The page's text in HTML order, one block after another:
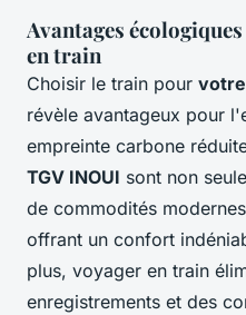
Avantages
en train
Choisir le train pour
révèle avantageux pour
empreinte carbone
TGV INOUI sont non
de commodités
offrant un confort
plus, voyager en train
enregistrements et des